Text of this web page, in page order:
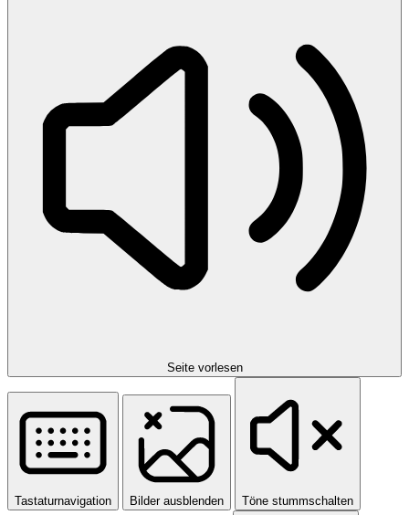
Seite vorlesen
Tastaturnavigation Bilder ausblenden Töne stummschalten